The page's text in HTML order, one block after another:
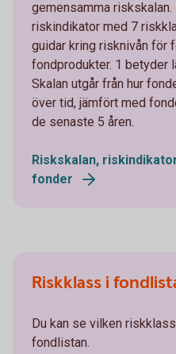
gemensamma
riskindikator med 7
guidar kring risknivån för
fondprodukter. 1 betyder
Skalan utgår från hur
över tid, jämfört med
de senaste 5 åren.
Riskskalan,
fonder
Riskklass i
Du kan se vilken
fondlistan.